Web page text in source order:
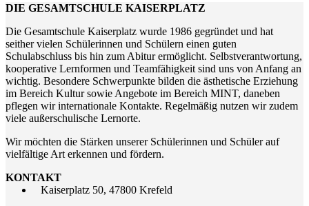
DIE GESAMTSCHULE KAISERPLATZ
Die Gesamtschule Kaiserplatz wurde 1986 gegründet und hat
seither vielen Schülerinnen und Schülern einen guten
Schulabschluss bis hin zum Abitur ermöglicht. Selbstverantwortung,
kooperative Lernformen und Teamfähigkeit sind uns von Anfang an
wichtig. Besondere Schwerpunkte bilden die ästhetische Erziehung
im Bereich Kultur sowie Angebote im Bereich MINT, daneben
pflegen wir internationale Kontakte. Regelmäßig nutzen wir zudem
viele außerschulische Lernorte.
Wir möchten die Stärken unserer Schülerinnen und Schüler auf
vielfältige Art erkennen und fördern.
KONTAKT
Kaiserplatz 50, 47800 Krefeld